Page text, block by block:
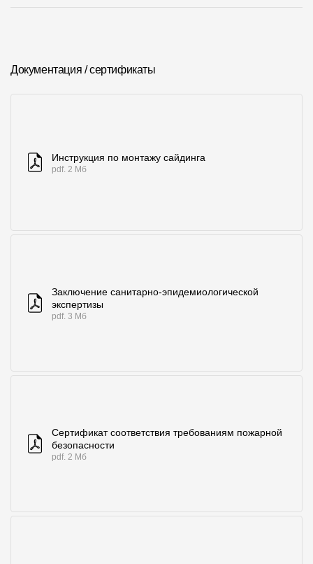
Документация / сертификаты
Инструкция по монтажу сайдинга
pdf. 2 Мб
Заключение санитарно-эпидемиологической
экспертизы
pdf. 3 Мб
Сертификат соответствия требованиям пожарной
безопасности
pdf. 2 Мб